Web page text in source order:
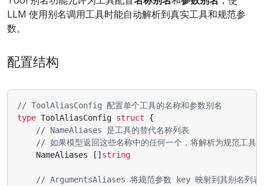
LLM 使用别名调用工具时能自动解析到真实工具和规范参
数。
配置结构
// ToolAliasConfig 配置单个工具的名称和参数别名
type ToolAliasConfig struct
{
// NameAliases 是工具的替代名称列表
// 如果模型返回这些名称中的任何一个，将解析为规范工具名
NameAliases
[]string
// ArgumentsAliases 将规范参数 key 映射到其别名列表